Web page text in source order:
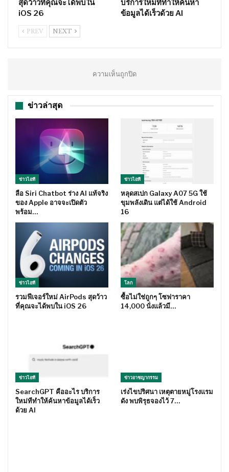
สุดว้าวที่คุณจะได้พบใน
iOS 26
บริการใหม่ทีทำให้ค้นหา
ข้อมูลได้เร็วด้วย AI
PREV NEXT
ความเห็นถูกปิด
ข่าวล่าสุด
ข่าวไอที
ลือ Siri Chatbot ร่าง AI แท้จริง
ของ Apple อาจจะเปิดตัว
พร้อม…
ข่าวไอที
หลุดสเปก Galaxy A07 5G ใช้
ขุมพลังเดิน แต่ได้ใช้ Android
16
ข่าวไอที
รวมฟีเจอร์ใหม่ AirPods สุดว้าว
ที่คุณจะได้พบใน iOS 26
โลก
ซื้อไม่ใช่ถูกๆ โซฟาราคา
14,000 นั่งแล้วมี…
ข่าวไอที
SearchGPT คืออะไร บริการ
ใหม่ทีทำให้ค้นหาข้อมูลได้เร็ว
ด้วย AI
ข่าวอาชญากรรม
เร่งไขปริศนา เหตุตายหมู่โรงแรม
ดัง พบพิรุธจองไว้ 7…